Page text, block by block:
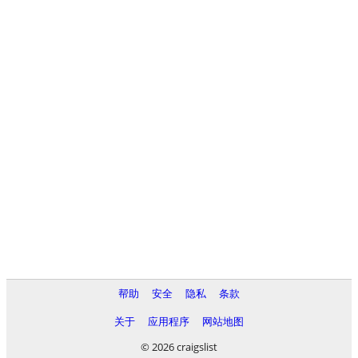
帮助 安全 隐私
条款
关于
应用程序
网站地图
© 2026 craigslist